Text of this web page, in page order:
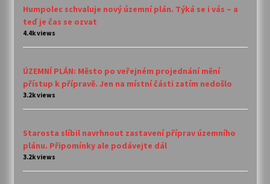
Humpolec schvaluje nový územní plán. Týká se i vás – a
teď je čas se ozvat
4.4k views
ÚZEMNÍ PLÁN: Město po veřejném projednání mění
přístup k přípravě. Jen na místní části zatím nedošlo
3.2k views
Starosta slíbil navrhnout zastavení příprav územního
plánu. Připomínky ale podávejte dál
3.2k views